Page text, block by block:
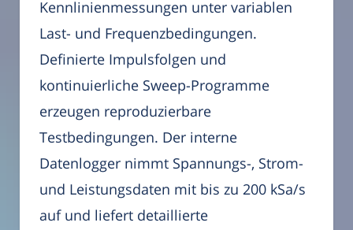
Kennlinienmessungen unter variablen
Last- und Frequenzbedingungen.
Definierte Impulsfolgen und
kontinuierliche Sweep-Programme
erzeugen reproduzierbare
Testbedingungen. Der interne
Datenlogger nimmt Spannungs-, Strom-
und Leistungsdaten mit bis zu 200 kSa/s
auf und liefert detaillierte